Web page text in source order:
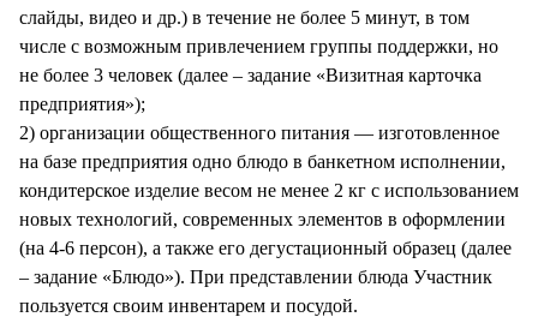
слайды, видео и др.) в течение не более 5 минут, в том
числе с возможным привлечением группы поддержки, но
не более 3 человек (далее – задание «Визитная карточка
предприятия»);
2) организации общественного питания — изготовленное
на базе предприятия одно блюдо в банкетном исполнении,
кондитерское изделие весом не менее 2 кг с использованием
новых технологий, современных элементов в оформлении
(на 4-6 персон), а также его дегустационный образец (далее
– задание «Блюдо»). При представлении блюда Участник
пользуется своим инвентарем и посудой.